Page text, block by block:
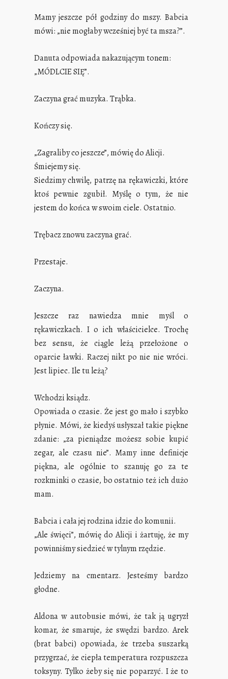
Mamy jeszcze pół godziny do mszy. Babcia
mówi: „nie mogłaby wcześniej być ta msza?”.
Danuta odpowiada nakazującym tonem:
„MÓDLCIE SIĘ”.
Zaczyna grać muzyka. Trąbka.
Kończy się.
„Zagraliby co jeszcze”, mówię do Alicji.
Śmiejemy się.
Siedzimy chwilę, patrzę na rękawiczki, które
ktoś pewnie zgubił. Myślę o tym, że nie
jestem do końca w swoim ciele. Ostatnio.
Trębacz znowu zaczyna grać.
Przestaje.
Zaczyna.
Jeszcze raz nawiedza mnie myśl o
rękawiczkach. I o ich właścicielce. Trochę
bez sensu, że ciągle leżą przełożone o
oparcie ławki. Raczej nikt po nie nie wróci.
Jest lipiec. Ile tu leżą?
Wchodzi ksiądz.
Opowiada o czasie. Że jest go mało i szybko
płynie. Mówi, że kiedyś usłyszał takie piękne
zdanie: „za pieniądze możesz sobie kupić
zegar, ale czasu nie”. Mamy inne definicje
piękna, ale ogólnie to szanuję go za te
rozkminki o czasie, bo ostatnio też ich dużo
mam.
Babcia i cała jej rodzina idzie do komunii.
„Ale święci”, mówię do Alicji i żartuję, że my
powinniśmy siedzieć w tylnym rzędzie.
Jedziemy na cmentarz. Jesteśmy bardzo
głodne.
Aldona w autobusie mówi, że tak ją ugryzł
komar, że smaruje, że swędzi bardzo. Arek
(brat babci) opowiada, że trzeba suszarką
przygrzać, że ciepła temperatura rozpuszcza
toksyny. Tylko żeby się nie poparzyć. I że to